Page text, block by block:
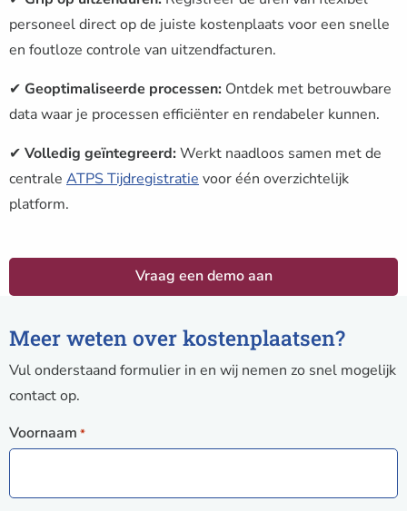
personeel direct op de juiste kostenplaats voor een snelle
en foutloze controle van uitzendfacturen.
✔ Geoptimaliseerde processen: Ontdek met betrouwbare
data waar je processen efficiënter en rendabeler kunnen.
✔ Volledig geïntegreerd: Werkt naadloos samen met de
centrale ATPS Tijdregistratie voor één overzichtelijk
platform.
Vraag een demo aan
Meer weten over kostenplaatsen?
Vul onderstaand formulier in en wij nemen zo snel mogelijk
contact op.
Voornaam *